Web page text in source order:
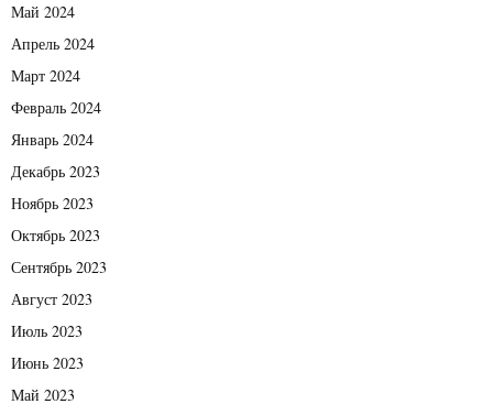
Май 2024
Апрель 2024
Март 2024
Февраль 2024
Январь 2024
Декабрь 2023
Ноябрь 2023
Октябрь 2023
Сентябрь 2023
Август 2023
Июль 2023
Июнь 2023
Май 2023